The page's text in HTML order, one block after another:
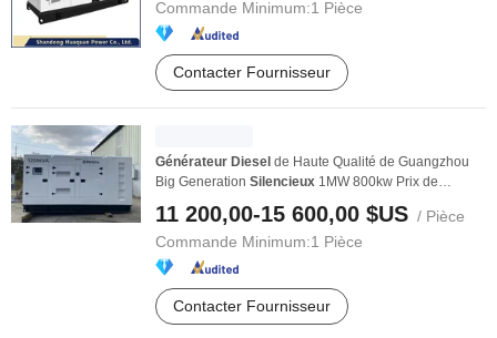
Commande Minimum:1 Pièce
Contacter Fournisseur
Générateur Diesel de Haute Qualité de Guangzhou
Big Generation Silencieux 1MW 800kw Prix de
11 200,00-15 600,00 $US / Pièce
Commande Minimum:1 Pièce
Contacter Fournisseur